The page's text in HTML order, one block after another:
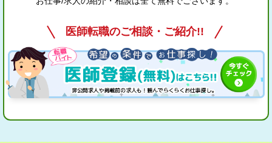
医師転職のご相談・ご紹介!!